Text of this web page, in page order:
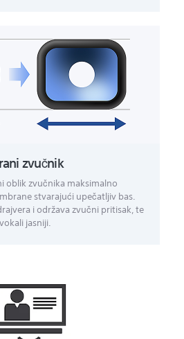
zvučnik
oblik zvučnika maksimalno
stvarajući upečatljiv bas.
i održava zvučni pritisak, te
jasniji.